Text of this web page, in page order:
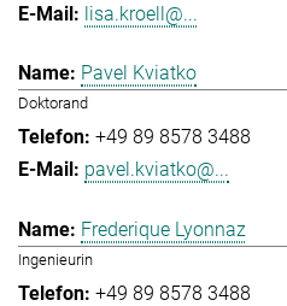
lisa.kroell@...
Pavel Kviatko
Doktorand
+49 89 8578 3488
pavel.kviatko@...
Frederique Lyonnaz
Ingenieurin
+49 89 8578 3488